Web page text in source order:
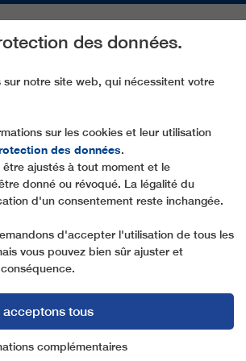
SERVICE NOTRE SOCIÉTÉ
des données.
sur notre site web, qui nécessitent votre
sur les cookies et leur utilisation
des données.
ajustés à tout moment et le
donné ou révoqué. La légalité du
d'un consentement reste inchangée.
d'accepter l'utilisation de tous les
vous pouvez bien sûr ajuster et
acceptons tous
Marketing
complémentaires